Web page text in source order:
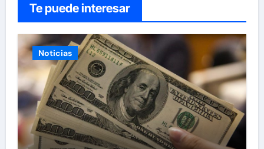
Te puede interesar
Noticias